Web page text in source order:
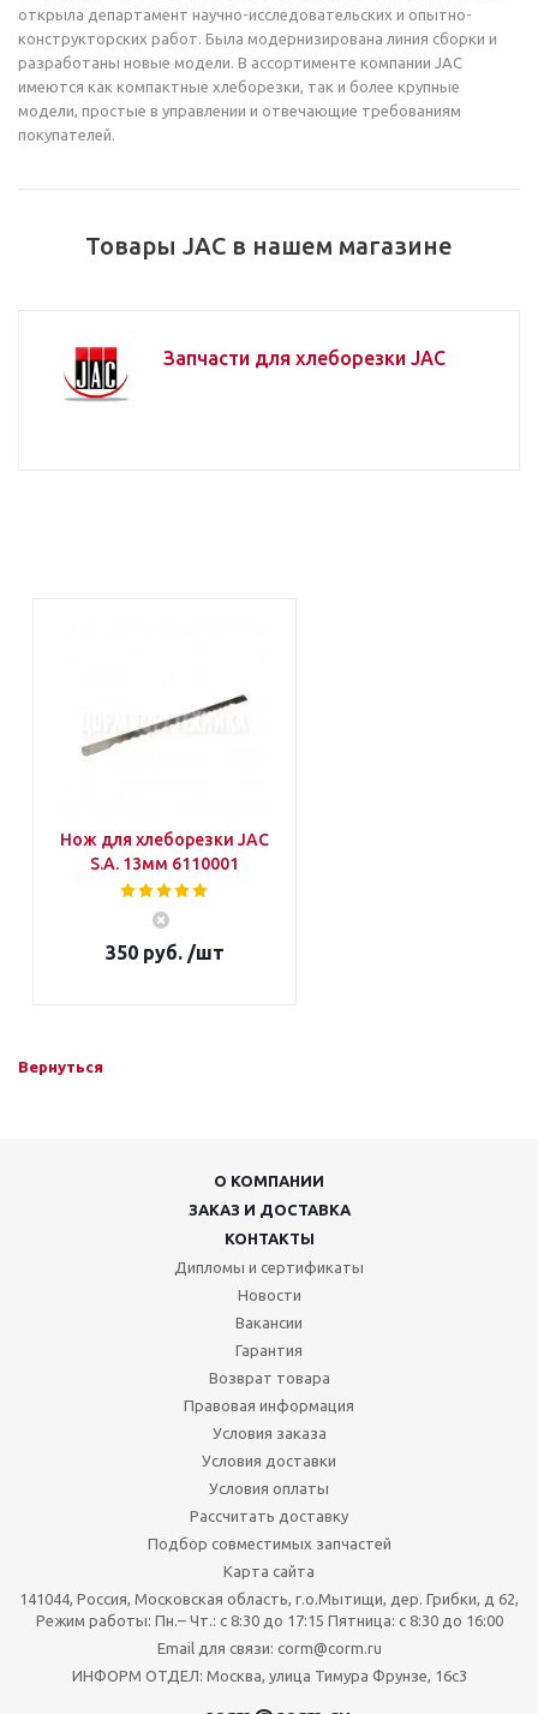
открыла департамент научно-исследовательских и опытно-
конструкторских работ. Была модернизирована линия сборки и
разработаны новые модели. В ассортименте компании JAC
имеются как компактные хлеборезки, так и более крупные
модели, простые в управлении и отвечающие требованиям
покупателей.
Товары JAC в нашем магазине
Запчасти для хлеборезки JAC
Нож для хлеборезки JAC
S.A. 13мм 6110001
350 руб. /шт
Вернуться
О КОМПАНИИ
ЗАКАЗ И ДОСТАВКА
КОНТАКТЫ
Дипломы и сертификаты
Новости
Вакансии
Гарантия
Возврат товара
Правовая информация
Условия заказа
Условия доставки
Условия оплаты
Рассчитать доставку
Подбор совместимых запчастей
Карта сайта
141044, Россия, Московская область, г.о.Мытищи, дер. Грибки, д 62,
Режим работы: Пн.– Чт.: с 8:30 до 17:15 Пятница: c 8:30 до 16:00
Email для связи: corm@corm.ru
ИНФОРМ ОТДЕЛ: Москва, улица Тимура Фрунзе, 16с3